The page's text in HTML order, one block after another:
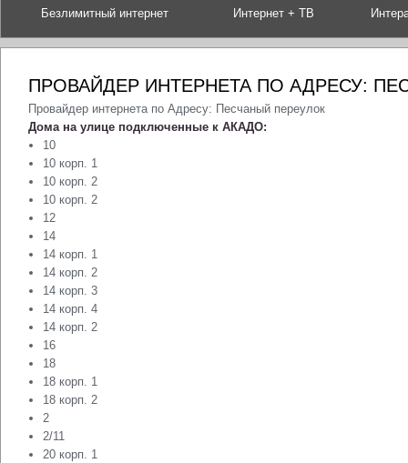
Безлимитный интернет Интернет + ТВ
ПРОВАЙДЕР ИНТЕРНЕТА ПО АДРЕСУ:
Провайдер интернета по Адресу: Песчаный переулок
Дома на улице подключенные к АКАДО:
10
10 корп. 1
10 корп. 2
10 корп. 2
12
14
14 корп. 1
14 корп. 2
14 корп. 3
14 корп. 4
14 корп. 2
16
18
18 корп. 1
18 корп. 2
2
2/11
20 корп. 1